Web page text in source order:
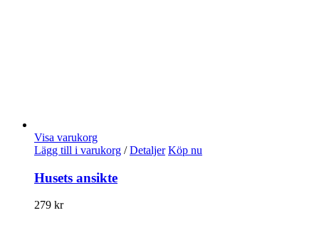
Visa varukorg
Lägg till i varukorg / Detaljer Köp nu
Husets ansikte
279 kr